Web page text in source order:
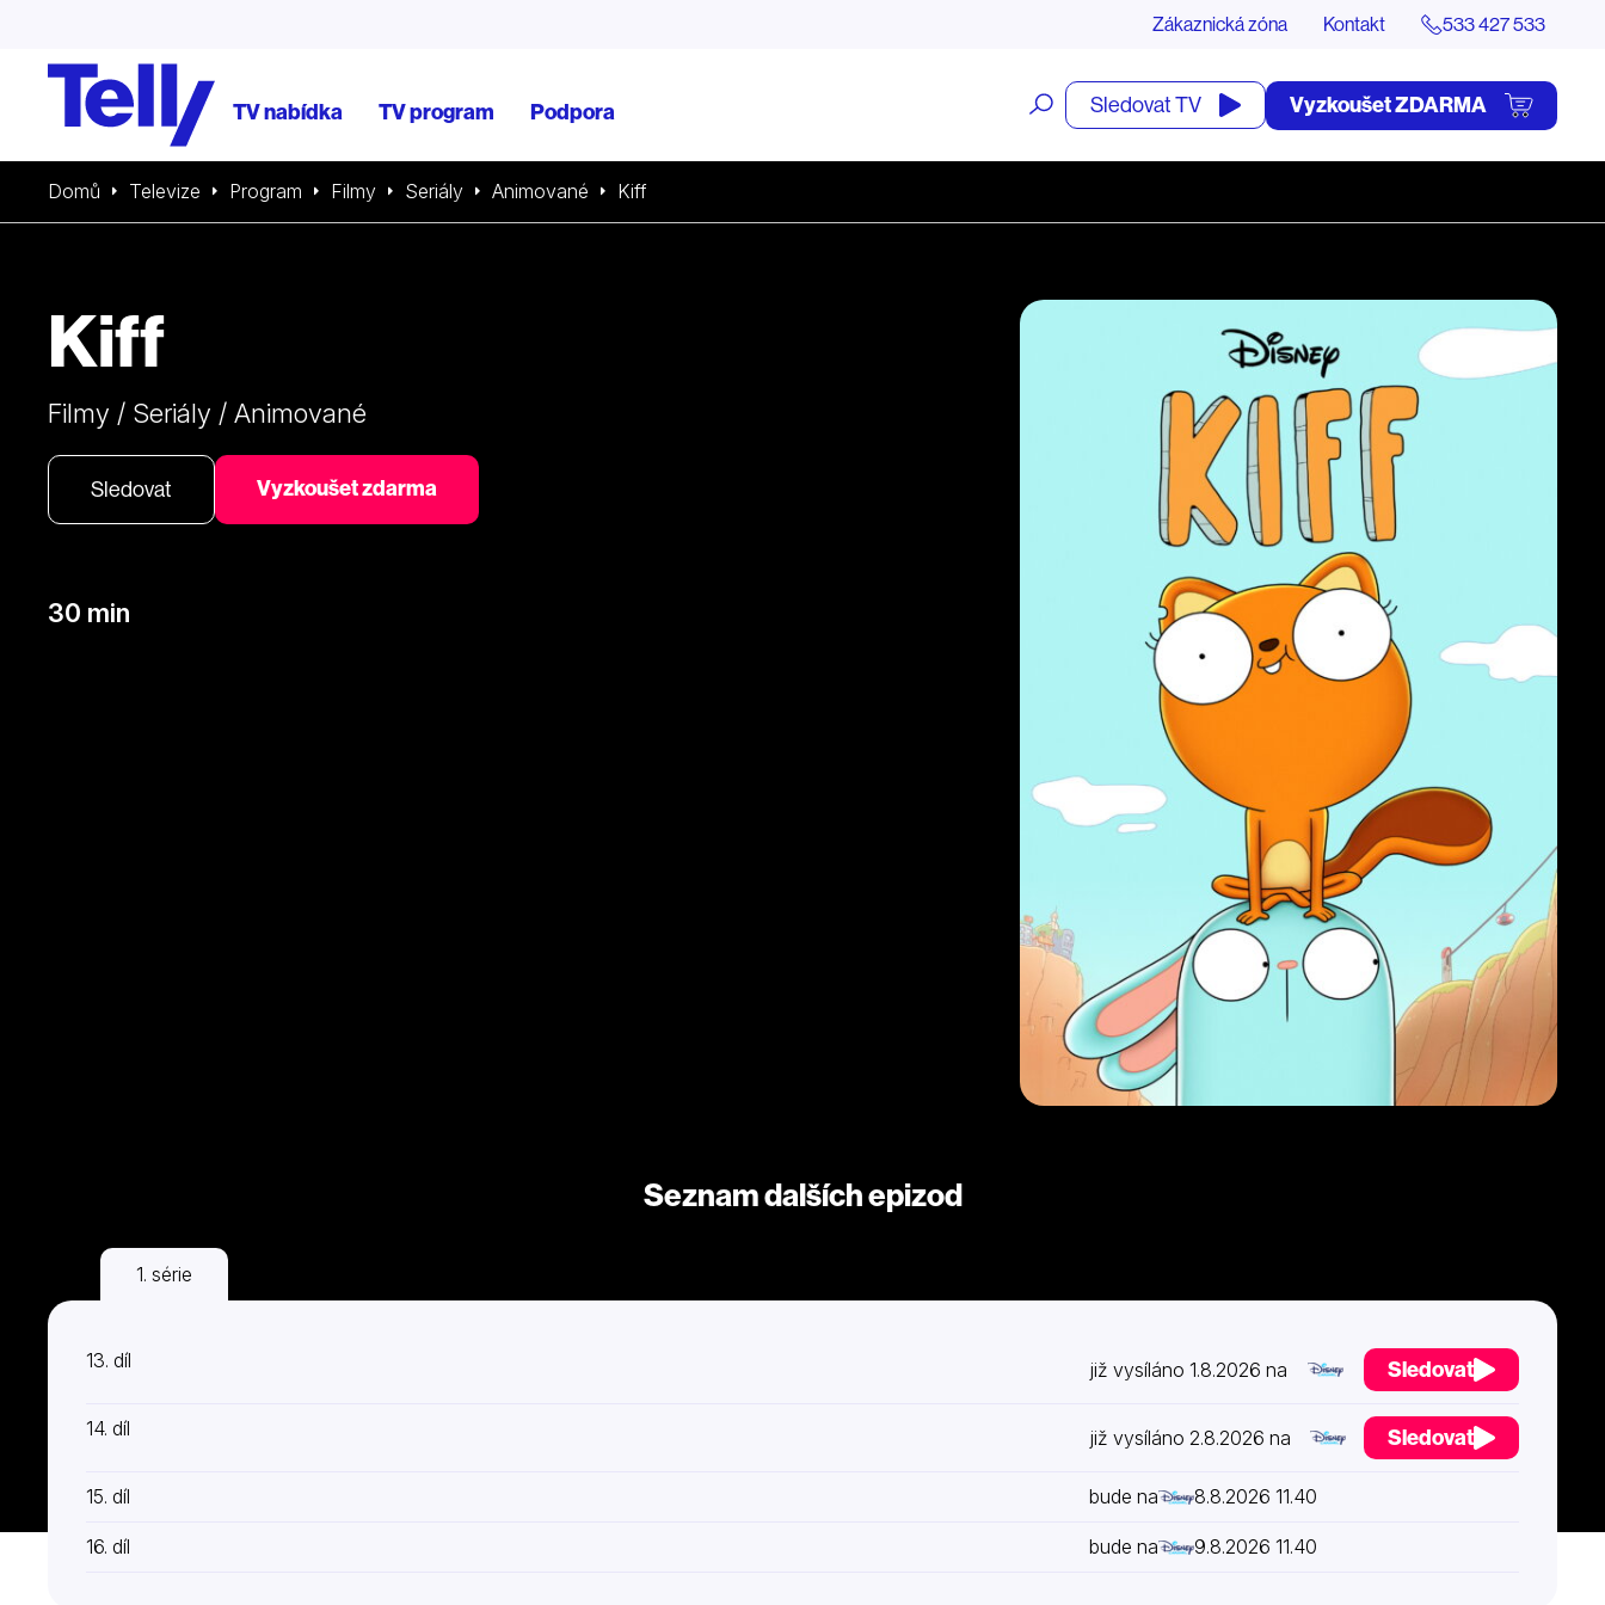
Zákaznická zóna Kontakt 533 427 533
TV nabídka TV program Podpora
Otevřít
vyhledávání
Sledovat TV Vyzkoušet ZDARMA
Domů Televize Program Filmy Seriály Animované Kiff
Kiff
Filmy / Seriály / Animované
Sledovat Vyzkoušet zdarma
30 min
Seznam dalších epizod
1. série
13. díl již vysíláno 1.8.2026 na Sledovat
14. díl již vysíláno 2.8.2026 na Sledovat
15. díl bude na 8.8.2026 11.40
16. díl bude na 9.8.2026 11.40